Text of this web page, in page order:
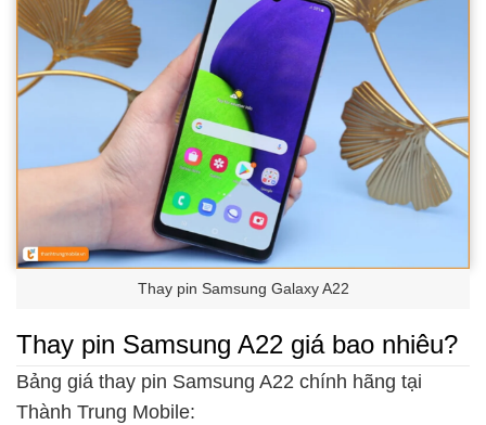
Thay pin Samsung Galaxy A22
Thay pin Samsung A22 giá bao nhiêu?
Bảng giá thay pin Samsung A22 chính hãng tại
Thành Trung Mobile: